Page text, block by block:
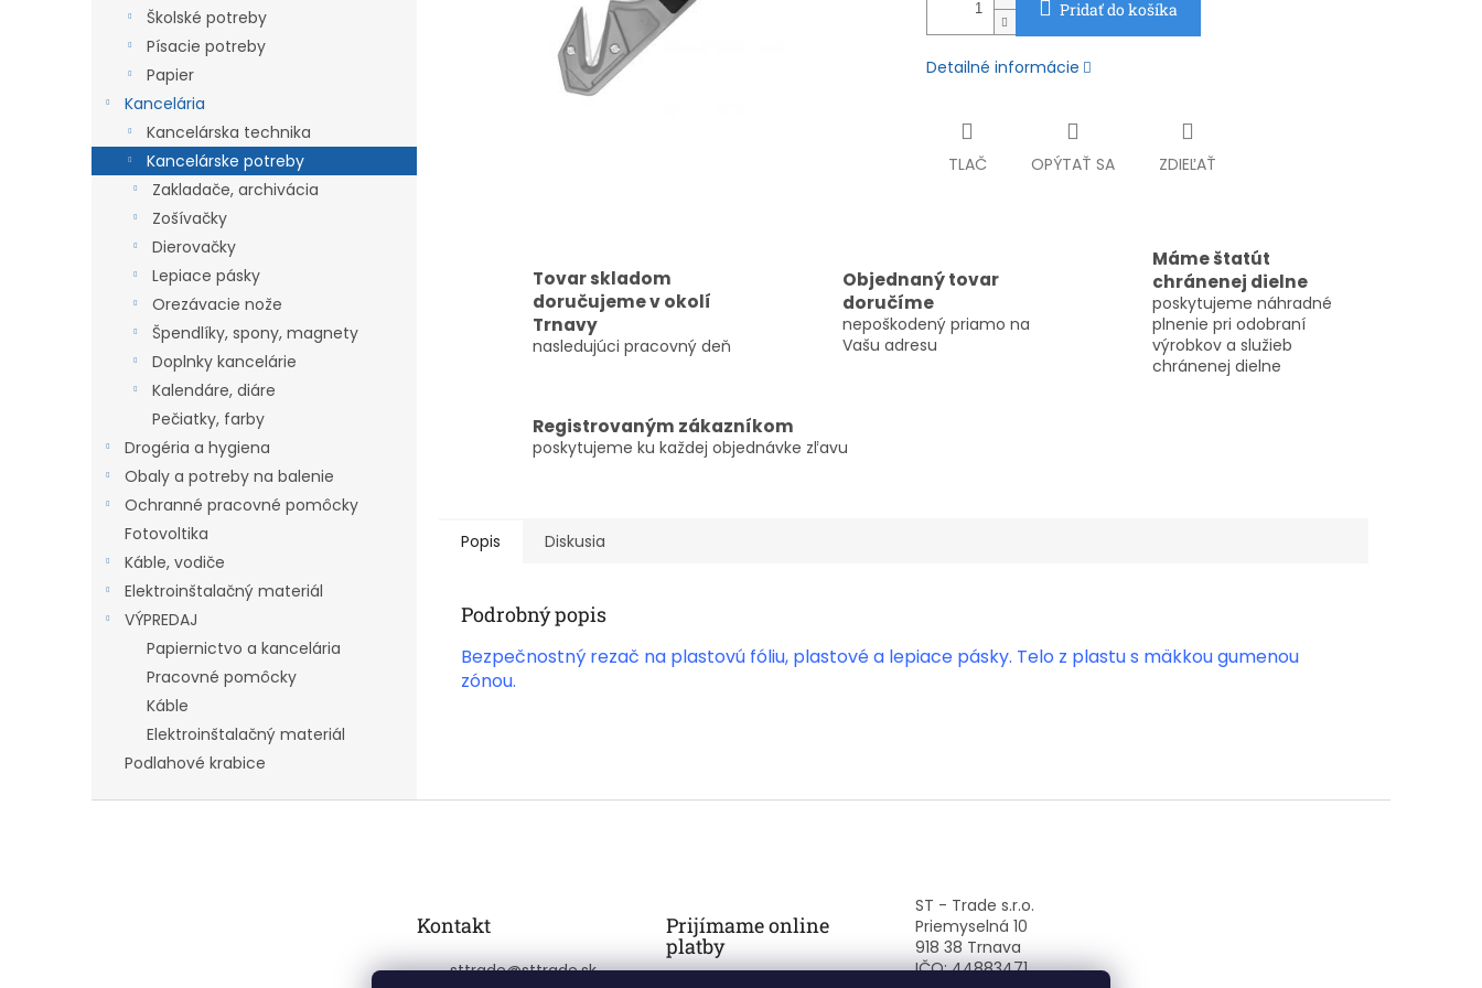
Školské potreby
Písacie potreby
Papier
Kancelária
Kancelárska technika
Kancelárske potreby
Zakladače, archivácia
Zošívačky
Dierovačky
Lepiace pásky
Orezávacie nože
Špendlíky, spony, magnety
Doplnky kancelárie
Kalendáre, diáre
Pečiatky, farby
Drogéria a hygiena
Obaly a potreby na balenie
Ochranné pracovné pomôcky
Fotovoltika
Káble, vodiče
Elektroinštalačný materiál
VÝPREDAJ
Papiernictvo a kancelária
Pracovné pomôcky
Káble
Elektroinštalačný materiál
Podlahové krabice
Pridať do košíka
Detailné informácie
TLAČ OPÝTAŤ SA ZDIEĽAŤ
Tovar skladom
doručujeme v okolí
Trnavy
nasledujúci pracovný deň
Objednaný tovar
doručíme
nepoškodený priamo na
Vašu adresu
Máme štatút
chránenej dielne
poskytujeme náhradné
plnenie pri odobraní
výrobkov a služieb
chránenej dielne
Registrovaným zákazníkom
poskytujeme ku každej objednávke zľavu
Popis Diskusia
Podrobný popis
Bezpečnostný rezač na plastovú fóliu, plastové a lepiace pásky. Telo z plastu s mäkkou gumenou
zónou.
Kontakt
sttrade@sttrade.sk
Prijímame online
platby
ST - Trade s.r.o.
Priemyselná 10
918 38 Trnava
IČO: 44883471